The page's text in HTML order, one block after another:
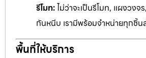
รีโมท:ไม่ว่าจะเป็นรีโมท, แผงวงจ
กันหนีบ เรามีพร้อมจำหน่ายทุกชิ้น
พื้นที่ให้บริการ